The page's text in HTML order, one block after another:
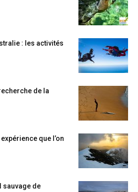
: les activités
de la
que l’on
sauvage de